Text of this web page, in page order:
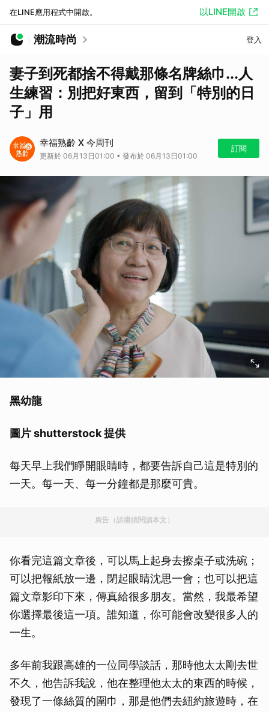
在LINE應用程式中開啟。 以LINE開啟
潮流時尚 登入
妻子到死都捨不得戴那條名牌絲巾...人
生練習：別把好東西，留到「特別的日
子」用
幸福熟齡 X 今周刊
更新於 06月13日01:00 • 發布於 06月13日01:00
訂閱
黑幼龍
圖片 shutterstock 提供
每天早上我們睜開眼睛時，都要告訴自己這是特別的
一天。每一天、每一分鐘都是那麼可貴。
廣告（請繼續閱讀本文）
你看完這篇文章後，可以馬上起身去擦桌子或洗碗；
可以把報紙放一邊，閉起眼睛沈思一會；也可以把這
篇文章影印下來，傳真給很多朋友。當然，我最希望
你選擇最後這一項。誰知道，你可能會改變很多人的
一生。
多年前我跟高雄的一位同學談話，那時他太太剛去世
不久，他告訴我說，他在整理他太太的東西的時候，
發現了一條絲質的圍巾，那是他們去紐約旅遊時，在